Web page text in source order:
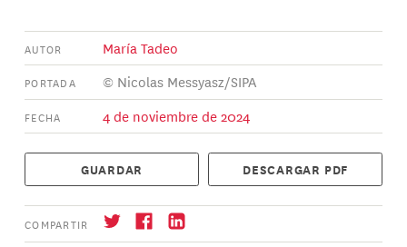
AUTOR María Tadeo
PORTADA © Nicolas Messyasz/SIPA
FECHA 4 de noviembre de 2024
GUARDAR DESCARGAR PDF
COMPARTIR